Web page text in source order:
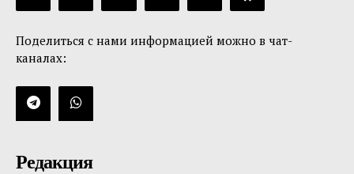
Поделиться с нами информацией можно в чат-
каналах:
Редакция